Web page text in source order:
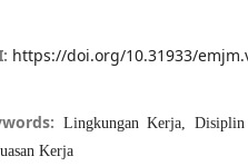
https://doi.org/10.31933/
Lingkungan Kerja,
Kerja